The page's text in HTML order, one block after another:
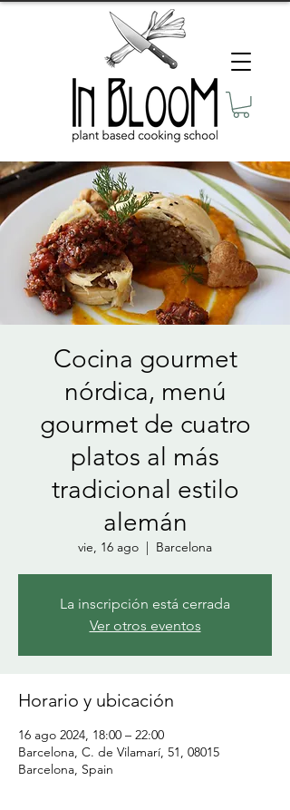
Cocina gourmet
nórdica, menú
gourmet de cuatro
platos al más
tradicional estilo
alemán
vie, 16 ago
  |
Barcelona
La inscripción está cerrada
Ver otros eventos
Horario y ubicación
16 ago 2024, 18:00 – 22:00
Barcelona, C. de Vilamarí, 51, 08015
Barcelona, Spain